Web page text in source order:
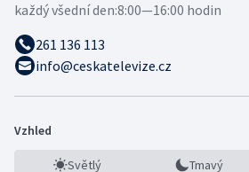
každý všední den:8:00—16:00 hodin
261 136 113
info@ceskatelevize.cz
Vzhled
Světlý Tmavý